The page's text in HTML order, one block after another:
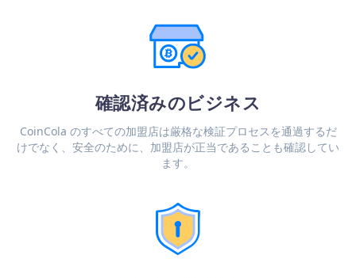
確認済みのビジネス
CoinCola のすべての加盟店は厳格な検証プロセスを通過するだ
けでなく、安全のために、加盟店が正当であることも確認してい
ます。